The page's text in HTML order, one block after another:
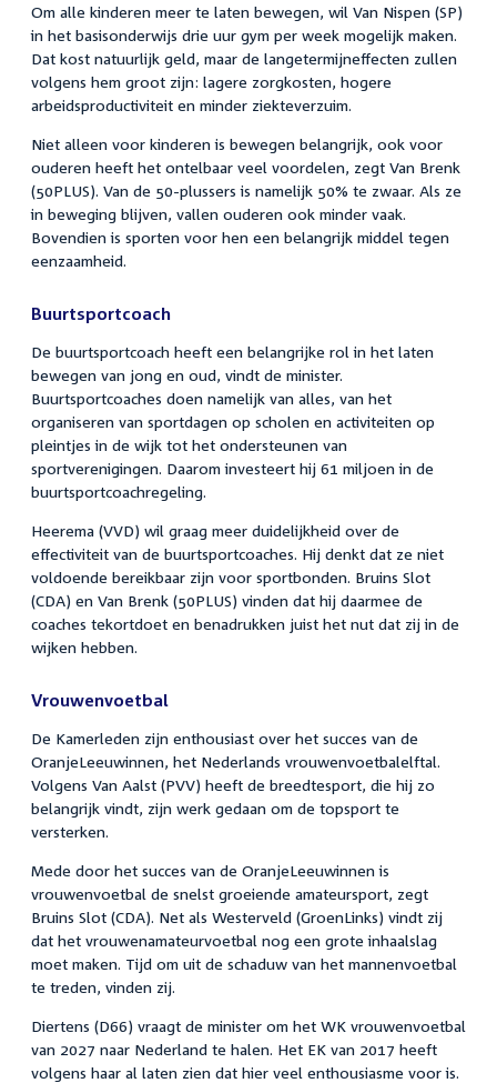
Om alle kinderen meer te laten bewegen, wil Van Nispen (SP)
in het basisonderwijs drie uur gym per week mogelijk maken.
Dat kost natuurlijk geld, maar de langetermijneffecten zullen
volgens hem groot zijn: lagere zorgkosten, hogere
arbeidsproductiviteit en minder ziekteverzuim.
Niet alleen voor kinderen is bewegen belangrijk, ook voor
ouderen heeft het ontelbaar veel voordelen, zegt Van Brenk
(50PLUS). Van de 50-plussers is namelijk 50% te zwaar. Als ze
in beweging blijven, vallen ouderen ook minder vaak.
Bovendien is sporten voor hen een belangrijk middel tegen
eenzaamheid.
Buurtsportcoach
De buurtsportcoach heeft een belangrijke rol in het laten
bewegen van jong en oud, vindt de minister.
Buurtsportcoaches doen namelijk van alles, van het
organiseren van sportdagen op scholen en activiteiten op
pleintjes in de wijk tot het ondersteunen van
sportverenigingen. Daarom investeert hij 61 miljoen in de
buurtsportcoachregeling.
Heerema (VVD) wil graag meer duidelijkheid over de
effectiviteit van de buurtsportcoaches. Hij denkt dat ze niet
voldoende bereikbaar zijn voor sportbonden. Bruins Slot
(CDA) en Van Brenk (50PLUS) vinden dat hij daarmee de
coaches tekortdoet en benadrukken juist het nut dat zij in de
wijken hebben.
Vrouwenvoetbal
De Kamerleden zijn enthousiast over het succes van de
OranjeLeeuwinnen, het Nederlands vrouwenvoetbalelftal.
Volgens Van Aalst (PVV) heeft de breedtesport, die hij zo
belangrijk vindt, zijn werk gedaan om de topsport te
versterken.
Mede door het succes van de OranjeLeeuwinnen is
vrouwenvoetbal de snelst groeiende amateursport, zegt
Bruins Slot (CDA). Net als Westerveld (GroenLinks) vindt zij
dat het vrouwenamateurvoetbal nog een grote inhaalslag
moet maken. Tijd om uit de schaduw van het mannenvoetbal
te treden, vinden zij.
Diertens (D66) vraagt de minister om het WK vrouwenvoetbal
van 2027 naar Nederland te halen. Het EK van 2017 heeft
volgens haar al laten zien dat hier veel enthousiasme voor is.